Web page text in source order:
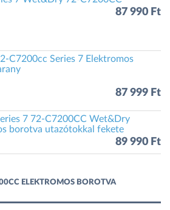
87 990 Ft
C7200cc Series 7 Elektromos
87 999 Ft
7 72-C7200CC Wet&Dry
borotva utazótokkal fekete
89 990 Ft
ELEKTROMOS BOROTVA